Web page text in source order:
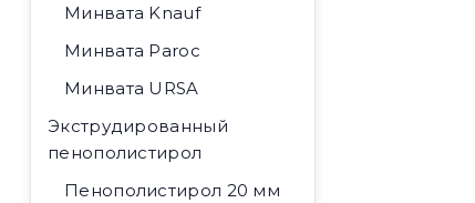
Минвата Knauf
Минвата Paroc
Минвата URSA
Экструдированный
пенополистирол
Пенополистирол 20 мм